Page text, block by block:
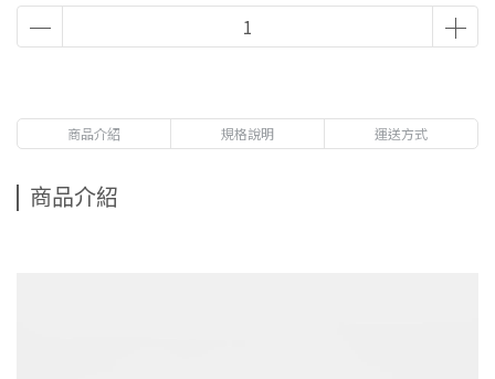
商品介紹 規格說明 運送方式
商品介紹